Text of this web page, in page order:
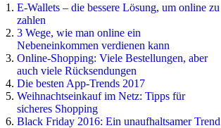
E-Wallets – die bessere Lösung, um online zu
zahlen
3 Wege, wie man online ein
Nebeneinkommen verdienen kann
Online-Shopping: Viele Bestellungen, aber
auch viele Rücksendungen
Die besten App-Trends 2017
Weihnachtseinkauf im Netz: Tipps für
sicheres Shopping
Black Friday 2016: Ein unaufhaltsamer Trend